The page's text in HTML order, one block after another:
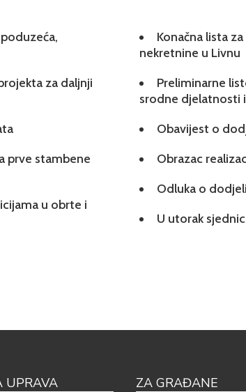
za daljnji
prve stambene
u obrte i
Konačna lista
nekretnine u Livnu
Preliminarne
srodne djelatnosti
Obavijest o
Obrazac
Odluka o
U utorak
UPRAVA ZA GRAĐANE